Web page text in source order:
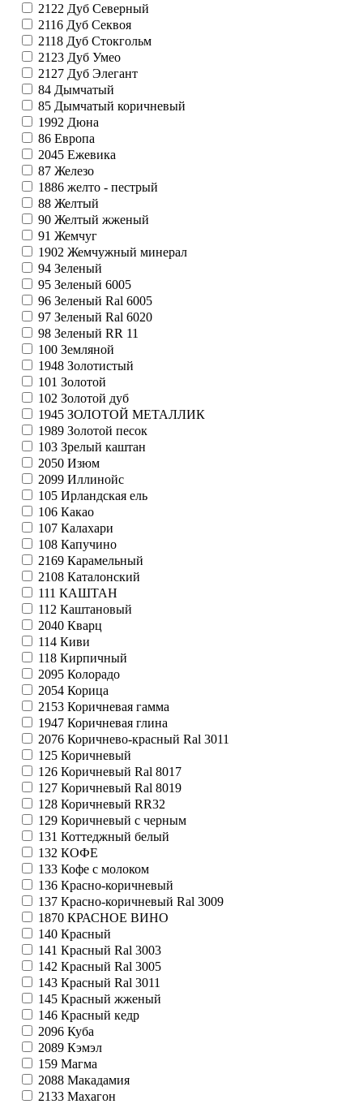
2122 Дуб Северный
2116 Дуб Секвоя
2118 Дуб Стокгольм
2123 Дуб Умео
2127 Дуб Элегант
84 Дымчатый
85 Дымчатый коричневый
1992 Дюна
86 Европа
2045 Ежевика
87 Железо
1886 желто - пестрый
88 Желтый
90 Желтый жженый
91 Жемчуг
1902 Жемчужный минерал
94 Зеленый
95 Зеленый 6005
96 Зеленый Ral 6005
97 Зеленый Ral 6020
98 Зеленый RR 11
100 Земляной
1948 Золотистый
101 Золотой
102 Золотой дуб
1945 ЗОЛОТОЙ МЕТАЛЛИК
1989 Золотой песок
103 Зрелый каштан
2050 Изюм
2099 Иллинойс
105 Ирландская ель
106 Какао
107 Калахари
108 Капучино
2169 Карамельный
2108 Каталонский
111 КАШТАН
112 Каштановый
2040 Кварц
114 Киви
118 Кирпичный
2095 Колорадо
2054 Корица
2153 Коричневая гамма
1947 Коричневая глина
2076 Коричнево-красный Ral 3011
125 Коричневый
126 Коричневый Ral 8017
127 Коричневый Ral 8019
128 Коричневый RR32
129 Коричневый с черным
131 Коттеджный белый
132 КОФЕ
133 Кофе с молоком
136 Красно-коричневый
137 Красно-коричневый Ral 3009
1870 КРАСНОЕ ВИНО
140 Красный
141 Красный Ral 3003
142 Красный Ral 3005
143 Красный Ral 3011
145 Красный жженый
146 Красный кедр
2096 Куба
2089 Кэмэл
159 Магма
2088 Макадамия
2133 Махагон